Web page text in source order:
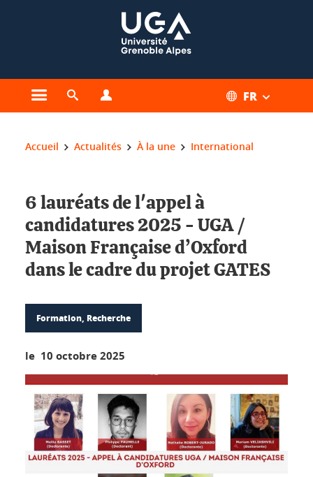
Ouvrir le menu principal
Ouvrir le moteur de recherche FR
Vous êtes ici :
Accueil Actualités À la une International
6 lauréats de l'appel à
candidatures 2025 - UGA /
Maison Française d’Oxford
dans le cadre du projet GATES
Formation, Recherche
le 10 octobre 2025